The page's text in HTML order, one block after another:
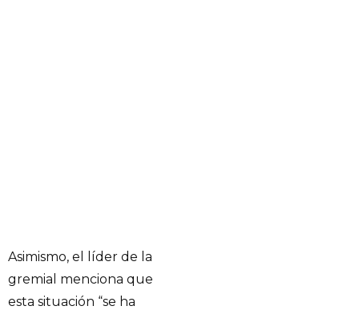
Asimismo, el líder de la
gremial menciona que
esta situación “se ha